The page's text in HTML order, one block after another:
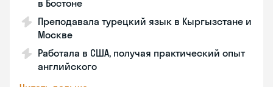
в Бостоне
Преподавала турецкий язык в Кыргызстане и
Москве
Работала в США, получая практический опыт
английского